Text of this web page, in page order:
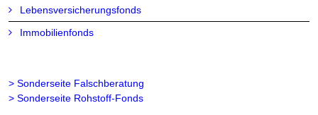
Lebensversicherungsfonds
Immobilienfonds
> Sonderseite Falschberatung
> Sonderseite Rohstoff-Fonds